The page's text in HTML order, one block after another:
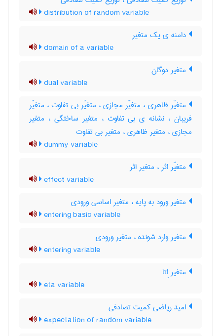
distribution of random variable
دامنه ی یک متغیر
domain of a variable
متغیر دوگان
dual variable
متغیّر ظاهری ، متغیّر مجازی ، متغیّر بی تفاوت ، متغیّر
فریبان ، نشانه ی بی تفاوت ، متغیر ساختگی ، متغیر
مجازی ، متغیر ظاهری ، متغیر بی تفاوت
dummy variable
متغیّر اثر ، متغیر اثر
effect variable
متغیر ورود به پایه ، متغیر اساسی ورودی
entering basic variable
متغیر وارد شونده ، متغیر ورودی
entering variable
متغیر اِتا
eta variable
امید ریاضی کمیت تصادفی
expectation of random variable